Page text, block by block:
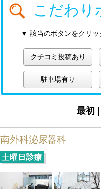
こだわり
▼ 該当のボタンをクリッ
クチコミ投稿あり
駐車場有り
最初 |
南外科泌尿器科